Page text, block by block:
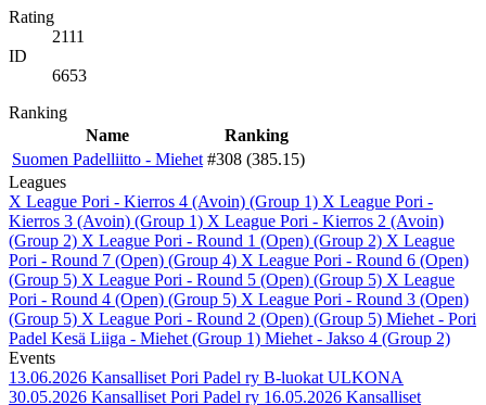
Rating
2111
ID
6653
Ranking
Name
Ranking
Suomen Padelliitto - Miehet #308 (385.15)
Leagues
X League Pori - Kierros 4 (Avoin) (Group 1) X League Pori -
Kierros 3 (Avoin) (Group 1) X League Pori - Kierros 2 (Avoin)
(Group 2) X League Pori - Round 1 (Open) (Group 2) X League
Pori - Round 7 (Open) (Group 4) X League Pori - Round 6 (Open)
(Group 5) X League Pori - Round 5 (Open) (Group 5) X League
Pori - Round 4 (Open) (Group 5) X League Pori - Round 3 (Open)
(Group 5) X League Pori - Round 2 (Open) (Group 5) Miehet - Pori
Padel Kesä Liiga - Miehet (Group 1) Miehet - Jakso 4 (Group 2)
Events
13.06.2026 Kansalliset Pori Padel ry B-luokat ULKONA
30.05.2026 Kansalliset Pori Padel ry 16.05.2026 Kansalliset